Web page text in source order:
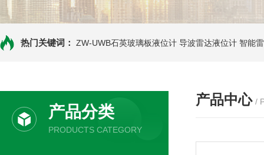
热门关键词： ZW-UWB石英玻璃板液位计 导波雷达液位计 智能
产品分类
PRODUCTS CATEGORY
产品中心 /